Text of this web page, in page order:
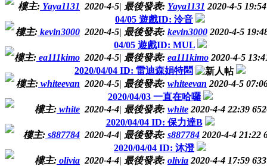
樓主: Yaya1131 2020-4-5| 最後發表: Yaya1131 2020-4-5 19:54
04/05 遊戲ID: 泠音
樓主: kevin3000 2020-4-5| 最後發表: kevin3000 2020-4-5
04/05 遊戲ID: MUL
樓主: ea111kimo 2020-4-5| 最後發表: ea111kimo 2020-4-5
2020/04/04 ID: 雷迪森娟特悶
樓主: whiteevan 2020-4-5| 最後發表: whiteevan 2020-4-5
2020/04/03 一直在哈囉
樓主: white 2020-4-4| 最後發表: white 2020-4-4 22:39
2020/04/04 ID: 保力達B
樓主: s887784 2020-4-4| 最後發表: s887784 2020-4-4 21:22
2020/04/04 ID: 沐澄
樓主: olivia 2020-4-4| 最後發表: olivia 2020-4-4 17:59